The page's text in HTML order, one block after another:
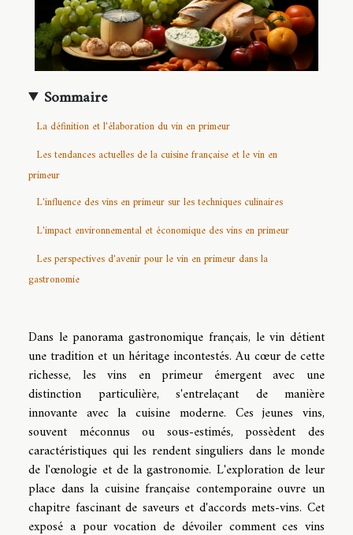
Sommaire
La définition et l'élaboration du vin en primeur
Les tendances actuelles de la cuisine française et le vin en
primeur
L'influence des vins en primeur sur les techniques culinaires
L'impact environnemental et économique des vins en primeur
Les perspectives d'avenir pour le vin en primeur dans la
gastronomie
Dans le panorama gastronomique français, le vin détient
une tradition et un héritage incontestés. Au cœur de cette
richesse, les vins en primeur émergent avec une
distinction particulière, s'entrelaçant de manière
innovante avec la cuisine moderne. Ces jeunes vins,
souvent méconnus ou sous-estimés, possèdent des
caractéristiques qui les rendent singuliers dans le monde
de l'œnologie et de la gastronomie. L'exploration de leur
place dans la cuisine française contemporaine ouvre un
chapitre fascinant de saveurs et d'accords mets-vins. Cet
exposé a pour vocation de dévoiler comment ces vins